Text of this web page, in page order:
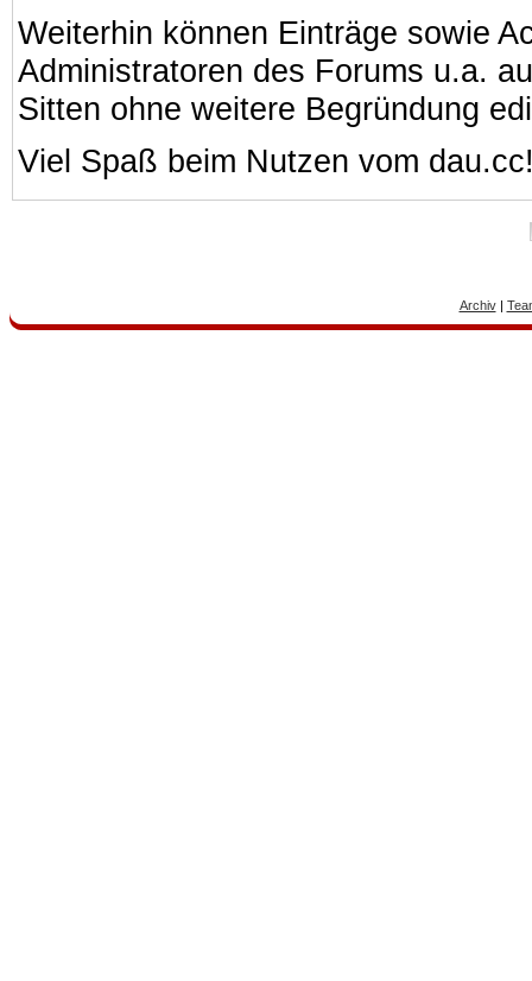
Weiterhin können Einträge sowie
Administratoren des Forums u.a.
Sitten ohne weitere Begründung
Viel Spaß beim Nutzen vom
Archiv|